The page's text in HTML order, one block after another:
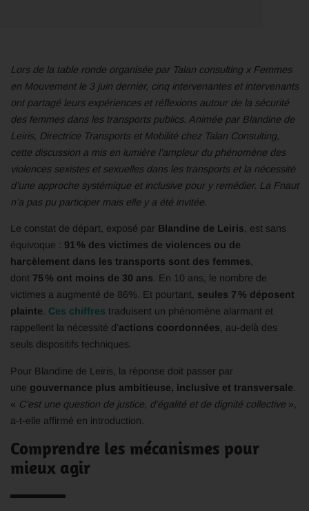
Lors de la table ronde organisée par Talan consulting x Femmes
en Mouvement le 3 juin dernier, cinq intervenantes et intervenants
ont partagé leurs expériences et réflexions autour de la sécurité
des femmes dans les transports publics. Animée par Blandine de
Leiris, Directrice Transports et Mobilité chez Talan Consulting,
cette discussion a mis en lumière l’ampleur du phénomène des
violences sexistes et sexuelles dans les transports et la nécessité
d’une approche systémique et inclusive pour y remédier. La Fnaut
n’a pas pu participer mais elle y a été invitée.
Le constat de départ, exposé par Blandine de Leiris, est sans
équivoque : 91 % des victimes de violences ou de
harcèlement dans les transports sont des femmes,
dont 75 % ont moins de 30 ans. En 10 ans, le nombre de
victimes a augmenté de 86%. Et pourtant, seules 7 % déposent
plainte. Ces chiffres traduisent un phénomène alarmant et
rappellent la nécessité d’actions coordonnées, au-delà des
seuls dispositifs techniques.
Pour Blandine de Leiris, la réponse doit passer par
une gouvernance plus ambitieuse, inclusive et transversale
« C’est une question de justice, d’égalité et de dignité collective »,
a-t-elle affirmé en introduction.
Comprendre les mécanismes pour
mieux agir